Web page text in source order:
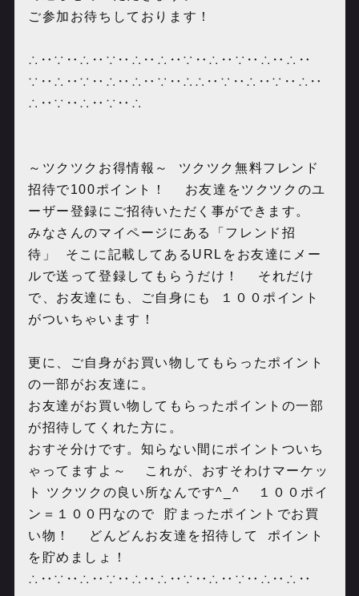
ご参加お待ちしております！
∴‥∵‥∴‥∵‥∴‥∴‥∵‥∴‥∵‥∴‥∴‥
∵‥∴‥∵‥∴‥∴‥∵‥∴∴‥∵‥∴‥∵‥∴‥
∴‥∵‥∴‥∵‥∴
～ツクツクお得情報～ ツクツク無料フレンド
招待で100ポイント！ お友達をツクツクのユ
ーザー登録にご招待いただく事ができます。
みなさんのマイページにある「フレンド招
待」 そこに記載してあるURLをお友達にメー
ルで送って登録してもらうだけ！ それだけ
で、お友達にも、ご自身にも １００ポイント
がついちゃいます！
更に、ご自身がお買い物してもらったポイント
の一部がお友達に。
お友達がお買い物してもらったポイントの一部
が招待してくれた方に。
おすそ分けです。知らない間にポイントついち
ゃってますよ～ これが、おすそわけマーケッ
ト ツクツクの良い所なんです^_^ １００ポイ
ン＝１００円なので 貯まったポイントでお買
い物！ どんどんお友達を招待して ポイント
を貯めましょ！
∴‥∵‥∴‥∵‥∴‥∴‥∵‥∴‥∵‥∴‥∴‥